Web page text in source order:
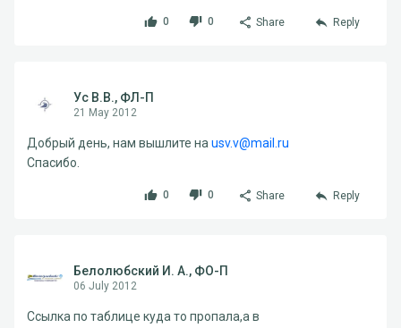
0 0 Share Reply
Ус В.В., ФЛ-П
21 May 2012
Добрый день, нам вышлите на usv.v@mail.ru
Спасибо.
0 0 Share Reply
Белолюбский И. А., ФО-П
06 July 2012
Ссылка по таблице куда то пропала,а в